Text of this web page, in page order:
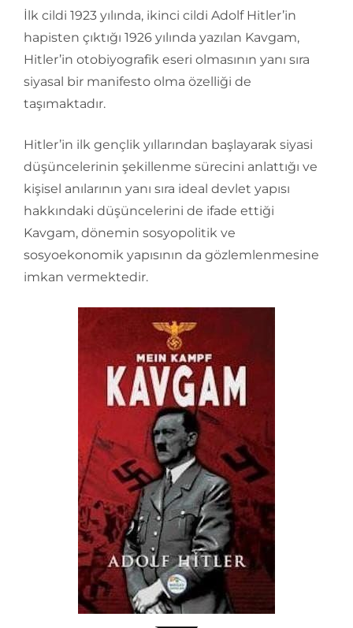
İlk cildi 1923 yılında, ikinci cildi Adolf Hitler’in
hapisten çıktığı 1926 yılında yazılan Kavgam,
Hitler’in otobiyografik eseri olmasının yanı sıra
siyasal bir manifesto olma özelliği de
taşımaktadır.
Hitler’in ilk gençlik yıllarından başlayarak siyasi
düşüncelerinin şekillenme sürecini anlattığı ve
kişisel anılarının yanı sıra ideal devlet yapısı
hakkındaki düşüncelerini de ifade ettiği
Kavgam, dönemin sosyopolitik ve
sosyoekonomik yapısının da gözlemlenmesine
imkan vermektedir.